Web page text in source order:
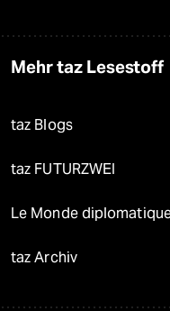
Mehr taz Lesestoff
taz Blogs
taz FUTURZWEI
Le Monde
taz Archiv